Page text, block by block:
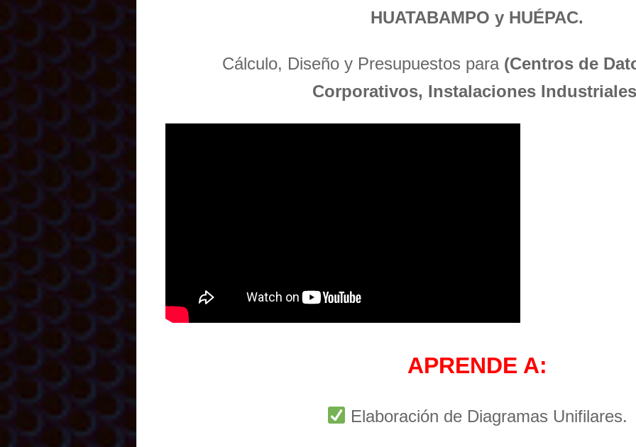
HUATABAMPO y HUÉPAC.
Cálculo, Diseño y Presupuestos para (Centros de
Corporativos, Instalaciones
APRENDE A:
Elaboración de Diagramas Unifilares.